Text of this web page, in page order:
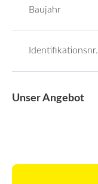
Baujahr
Identifikationsnr.
Unser Angebot